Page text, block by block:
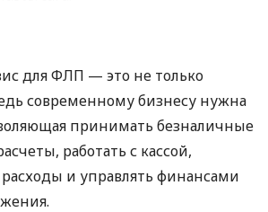
для ФЛП — это не только
современному бизнесу нужна
принимать безналичные
работать с кассой,
и управлять финансами